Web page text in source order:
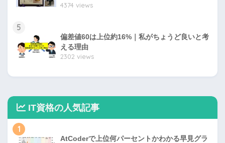
4374 views
5
偏差値60は上位約16%｜私がちょうど良いと考
える理由
2302 views
IT資格の人気記事
1
AtCoderで上位何パーセントかわかる早見グラ